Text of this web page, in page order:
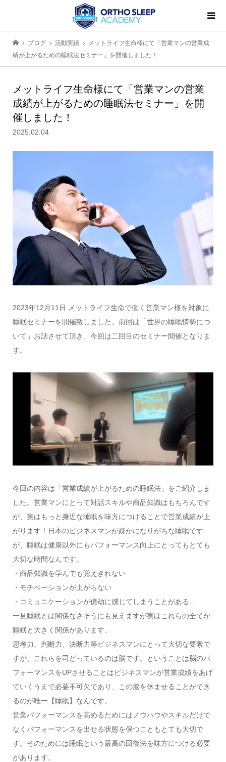
ブログ 活動実績
メットライフ生命様にて「営業マンの営業成
績が上がるための睡眠法セミナー」を開催しました！
メットライフ生命様にて「営業マンの営業
成績が上がるための睡眠法セミナー」を開
催しました！
2025.02.04
2023年12月11日 メットライフ生命で働く営業マン様を対象に
睡眠セミナーを開催致しました。前回は「世界の睡眠情勢につ
いて」お話させて頂き、今回は二回目のセミナー開催となりま
す。
今回の内容は「営業成績が上がるための睡眠法」をご紹介しま
した。営業マンにとって対話スキルや商品知識はもちろんです
が、実はもっと身近な睡眠を味方につけることで営業成績が上
がります！日本のビジネスマンが疎かになりがちな睡眠です
が、睡眠は健康以外にもパフォーマンス向上にとってもとても
大切な時間なんです。
・商品知識を学んでも覚えきれない
・モチベーションが上がらない
・コミュニケーションが億劫に感じてしまうことがある…
一見睡眠とは関係なさそうにも見えますが実はこれらの全てが
睡眠と大きく関係があります。
思考力、判断力、決断力等ビジネスマンにとって大切な要素で
すが、これらを司どっているのは脳です。ということは脳のパ
フォーマンスをUPさせることはビジネスマンが営業成績をあげ
ていくうえで必要不可欠であり、この脳を休ませることができ
るのが唯一【睡眠】なんです。
営業パフォーマンスを高めるためにはノウハウやスキルだけで
なくパフォーマンスを出せる状態を保つこともとても大切で
す。そのためには睡眠という最高の回復法を味方につける必要
があります。